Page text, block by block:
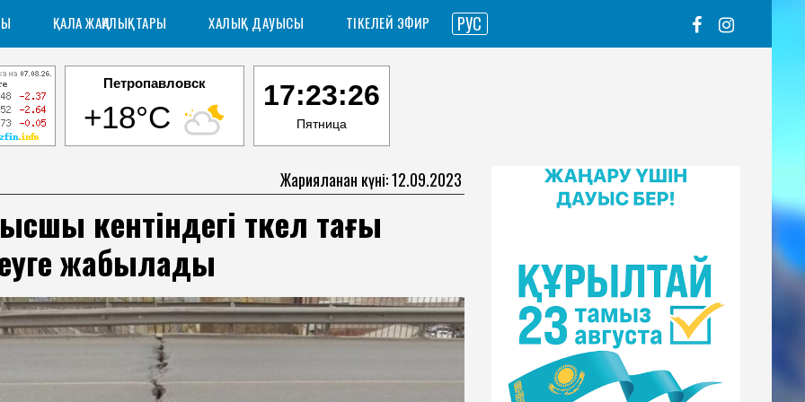
ҚАЛА ЖАҢАЛЫҚТАРЫ ХАЛЫҚ ДАУЫСЫ ТІКЕЛЕЙ ЭФИР РУС
Петропавловск
+18°C
17:23:27
Пятница
Жарияланған күні: 12.09.2023
кентіндегі өткел тағы
жабылады